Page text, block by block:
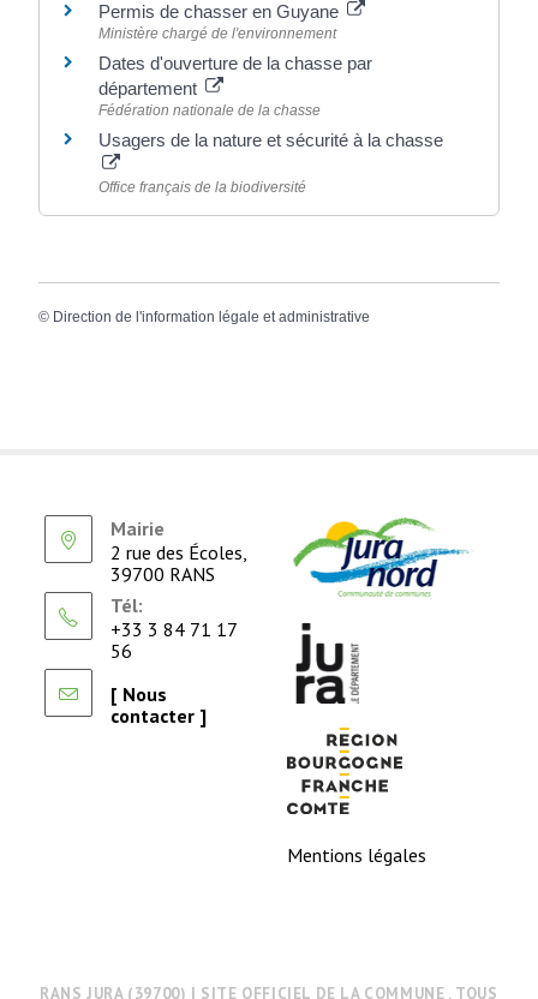
Permis de chasser en Guyane
Ministère chargé de l'environnement
Dates d'ouverture de la chasse par
département
Fédération nationale de la chasse
Usagers de la nature et sécurité à la chasse
Office français de la biodiversité
© Direction de l'information légale et administrative
Mairie
2 rue des Écoles,
39700 RANS
Tél:
+33 3 84 71 17
56
[ Nous
contacter ]
Mentions légales
RANS JURA (39700) | SITE OFFICIEL DE LA COMMUNE . TOUS